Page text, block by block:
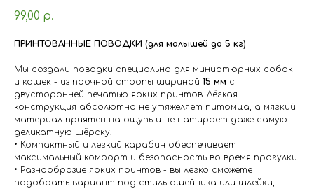
99,00 р.
ПРИНТОВАННЫЕ ПОВОДКИ (для малышей до 5 кг)
Мы создали поводки специально для миниатюрных собак
и кошек - из прочной стропы шириной 15 мм с
двусторонней печатью ярких принтов. Лёгкая
конструкция абсолютно не утяжеляет питомца, а мягкий
материал приятен на ощупь и не натирает даже самую
деликатную шёрску.
• Компактный и лёгкий карабин обеспечивает
максимальный комфорт и безопасность во время прогулки.
• Разнообразие ярких принтов - вы легко сможете
подобрать вариант под стиль ошейника или шлейки,